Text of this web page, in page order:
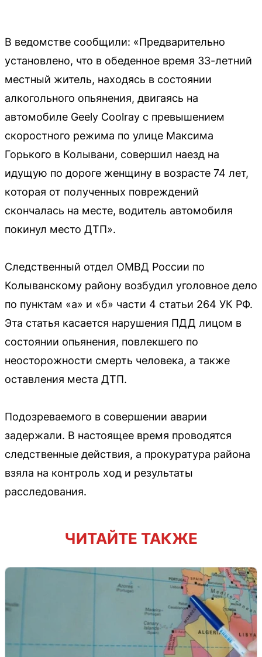
В ведомстве сообщили: «Предварительно
установлено, что в обеденное время 33-летний
местный житель, находясь в состоянии
алкогольного опьянения, двигаясь на
автомобиле Geely Coolray с превышением
скоростного режима по улице Максима
Горького в Колывани, совершил наезд на
идущую по дороге женщину в возрасте 74 лет,
которая от полученных повреждений
скончалась на месте, водитель автомобиля
покинул место ДТП».
Следственный отдел ОМВД России по
Колыванскому району возбудил уголовное дело
по пунктам «а» и «б» части 4 статьи 264 УК РФ.
Эта статья касается нарушения ПДД лицом в
состоянии опьянения, повлекшего по
неосторожности смерть человека, а также
оставления места ДТП.
Подозреваемого в совершении аварии
задержали. В настоящее время проводятся
следственные действия, а прокуратура района
взяла на контроль ход и результаты
расследования.
ЧИТАЙТЕ ТАКЖЕ